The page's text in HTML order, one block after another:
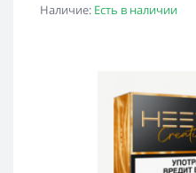
Наличие: Есть в наличии